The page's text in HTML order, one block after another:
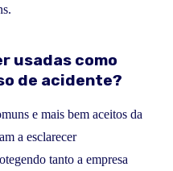
usadas como
de acidente?
e mais bem aceitos da
a esclarecer
tanto a empresa